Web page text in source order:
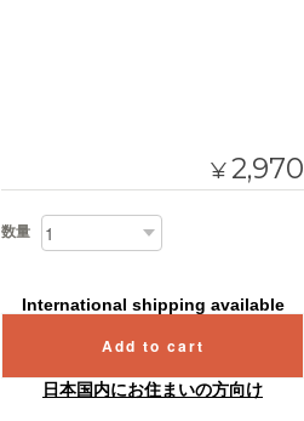
¥2,970
数量
International shipping available
Add to cart
日本国内にお住まいの方向け